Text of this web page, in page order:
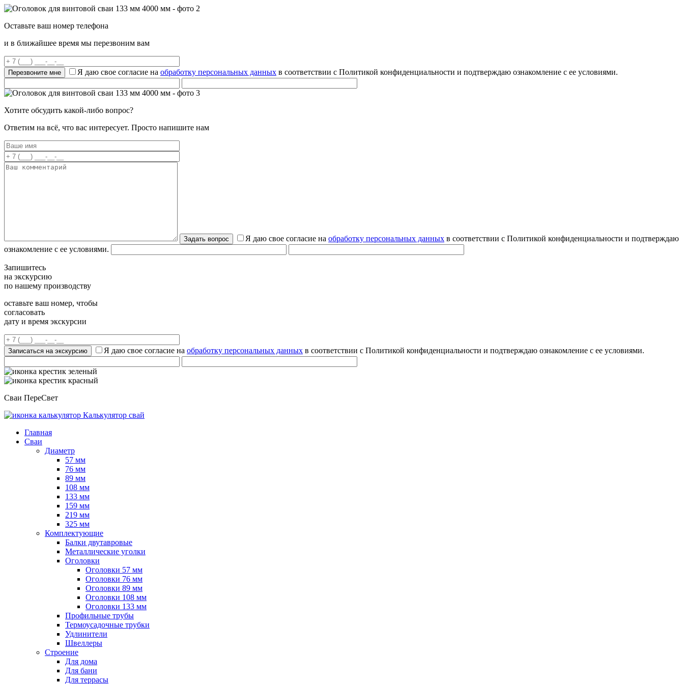
Оставьте ваш номер телефона
и в ближайшее время мы перезвоним вам
Я даю свое согласие на обработку персональных данных в соответствии с Политикой конфиденциальности и подтверждаю ознакомление с ее условиями.
Хотите обсудить какой-либо вопрос?
Ответим на всё, что вас интересует. Просто напишите нам
Я даю свое согласие на обработку персональных данных в соответствии с Политикой конфиденциальности и подтверждаю
ознакомление с ее условиями.
Запишитесь
на экскурсию
по нашему производству
оставьте ваш номер, чтобы
согласовать
дату и время экскурсии
Я даю свое согласие на обработку персональных данных в соответствии с Политикой конфиденциальности и подтверждаю ознакомление с ее условиями.
Сваи ПереСвет
Калькулятор свай
Главная
Сваи
Диаметр
57 мм
76 мм
89 мм
108 мм
133 мм
159 мм
219 мм
325 мм
Комплектующие
Балки двутавровые
Металлические уголки
Оголовки
Оголовки 57 мм
Оголовки 76 мм
Оголовки 89 мм
Оголовки 108 мм
Оголовки 133 мм
Профильные трубы
Термоусадочные трубки
Удлинители
Швеллеры
Строение
Для дома
Для бани
Для террасы